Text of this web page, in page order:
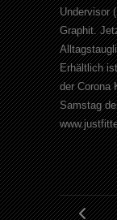
Undervisor
Graphit.
Erhältlich
der Corona
Samstag